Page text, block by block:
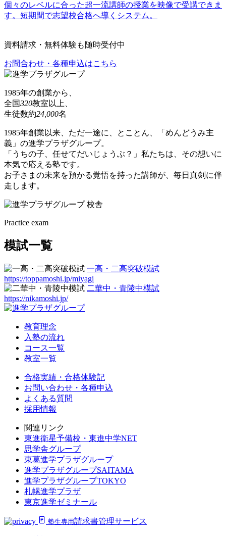
個々のレベルに合った超一流講師の授業を映像で受講できま
す。短期間で志望校合格へ導くシステム。
資料請求・無料体験も随時受付中
お問合わせ・各種申込はこちら
1985年の創業から、
全国320教室以上、
生徒数約24,000名
1985年創業以来、ただ一途に、とことん、「めんどうみ主
義」の進学プラザグループ。
「うちの子、任せてだいじょうぶ？」私たちは、その想いに
本気で応える塾です。
お子さまの未来を預かる覚悟を持った講師が、毎日真剣に伴
走します。
Practice exam
模試一覧
一高・二高突破模試
https://toppamoshi.jp/miyagi
二華中・青陵中模試
https://nikamoshi.jp/
教育理念
入塾の流れ
コース一覧
教室一覧
合格実績・合格体験記
お問い合わせ・各種申込
よくある質問
採用情報
関連リンク
東進衛星予備校・東進中学NET
思学舎グループ
東葛進学プラザグループ
進学プラザグループSAITAMA
進学プラザグループTOKYO
札幌進学プラザ
東京進学ゼミナール
塾生専用請求書管理サービス